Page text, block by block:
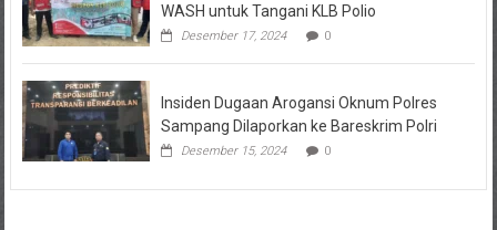
WASH untuk Tangani KLB Polio
Desember 17, 2024 0
Insiden Dugaan Arogansi Oknum Polres
Sampang Dilaporkan ke Bareskrim Polri
Desember 15, 2024 0